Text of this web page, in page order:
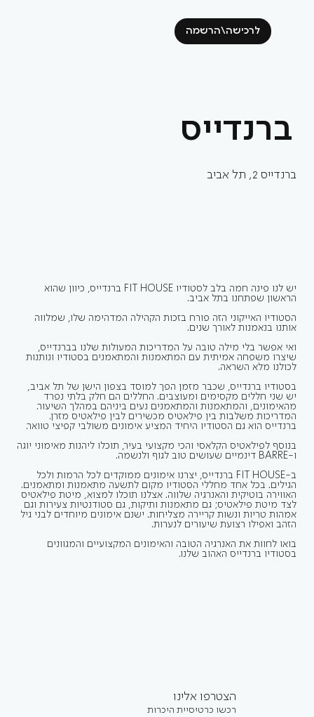
לרכישה\הרשמה
ברנדייס
ברנדייס 2, תל אביב
יש לנו פינה חמה בלב לסטודיו FIT HOUSE ברנדייס, כיוון שהוא
הראשון שפתחנו בתל אביב.
הסטודיו האייקוני הזה פורח בזכות הקהילה המדהימה שלו, שמלווה
אותנו בנאמנות לאורך שנים.
ואי אפשר בלי מילה טובה על המדריכות המעולות שלנו בברנדייס,
שיצרו משפחה אמיתית עם המתאמנות והמתאמנים בסטודיו ונותנות
לכולנו מלא השראה.
בסטודיו ברנדייס, שכבר מזמן הפך למוסד בצפון הישן של תל אביב,
יש שני חללים מקסימים ומעוצבים. החללים הם חלק בלתי נפרד
מהאימונים, והמתאמנות והמתאמנים נעים ביניהם במהלך השיעור.
המדריכות משלבות בין פילאטיס מכשירים לבין פילאטיס מזרן.
ברנדייס הוא גם הסטודיו היחיד המציע אימונים משולבי קפיצי טוואר.
בנוסף לפילאטיס הקלאסי והכי מקצועי בעיר, תוכלו ליהנות מאימוני יוגה
ו-BARRE דינמיים שעושים טוב לגוף ולנשמה.
ב-FIT HOUSE ברנדייס, יצרנו אימונים ממוקדים לכל הרמות ולכל
הגילים. בכל אחד מחללי הסטודיו מקום לתשעה מתאמנות ומתאמנים.
האווירה בוטיקית והאנרגיה שלווה. אצלנו תוכלו למצוא, מיטת פילאטיס
לצד מיטת פילאטיס; גם מתאמנות ותיקות, גם סטודנטיות צעירות וגם
אמהות טריות ונשות קריירה מצליחות. ישנם אימונים מיוחדים לבני גיל
הזהב ואפילו רצועת שיעורים לנערות.
בואו לחוות את האנרגיה הטובה והאימונים המקצועיים והמגוונים
בסטודיו ברנדייס האהוב שלנו.
הצטרפו אלינו
רכשו כרטיסיית היכרות